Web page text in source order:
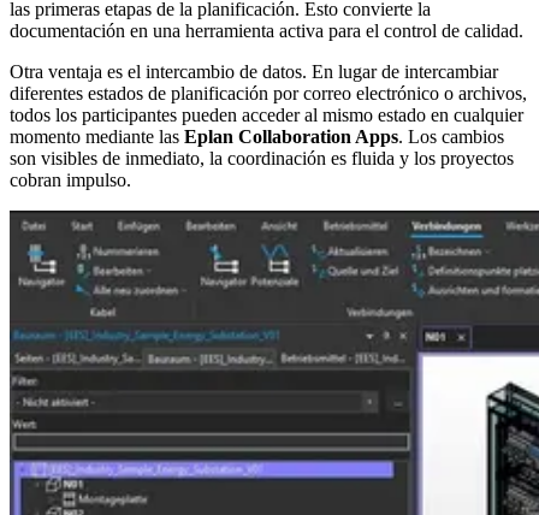
las primeras etapas de la planificación. Esto convierte la
documentación en una herramienta activa para el control de calidad.
Otra ventaja es el intercambio de datos. En lugar de intercambiar
diferentes estados de planificación por correo electrónico o archivos,
todos los participantes pueden acceder al mismo estado en cualquier
momento mediante las Eplan Collaboration Apps. Los cambios
son visibles de inmediato, la coordinación es fluida y los proyectos
cobran impulso.